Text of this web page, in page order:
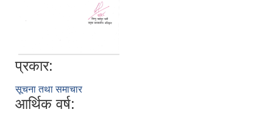
प्रकार:
सूचना तथा समाचार
आर्थिक वर्ष: